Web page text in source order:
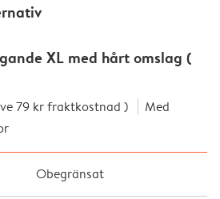
XL med hårt omslag (
79 kr fraktkostnad )
Med
Obegränsat